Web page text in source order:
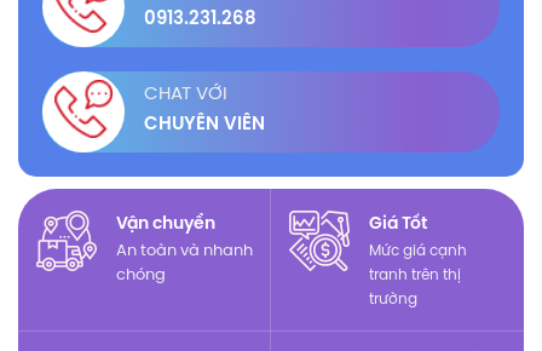
0913.231.268
CHAT VỚI
CHUYÊN VIÊN
Vận chuyển
An toàn và nhanh
chóng
Giá Tốt
Mức giá cạnh
tranh trên thị
trường